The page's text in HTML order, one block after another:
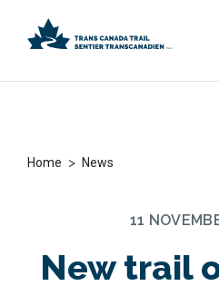
Home > News
11
New trail